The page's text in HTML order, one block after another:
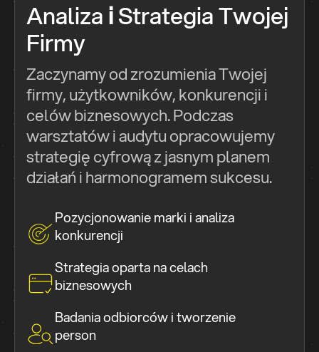
AnalizaiStrategia Twojej
Firmy
Zaczynamy od zrozumienia Twojej
firmy, użytkowników, konkurencji i
celów biznesowych. Podczas
warsztatów i audytu opracowujemy
strategię cyfrową z jasnym planem
działań i harmonogramem sukcesu.
Pozycjonowanie marki i analiza
konkurencji
Strategia oparta na celach
biznesowych
Badania odbiorców i tworzenie
person